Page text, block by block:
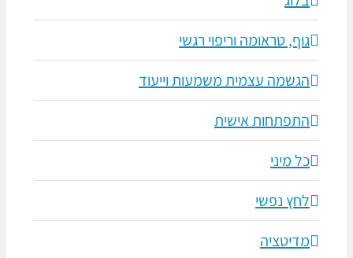
גוף, טראומה וריפוי רגשי
הגשמה עצמית משמעות וייעוד
התפתחות אישית
כל מיני
לחץ נפשי
מדיטציה